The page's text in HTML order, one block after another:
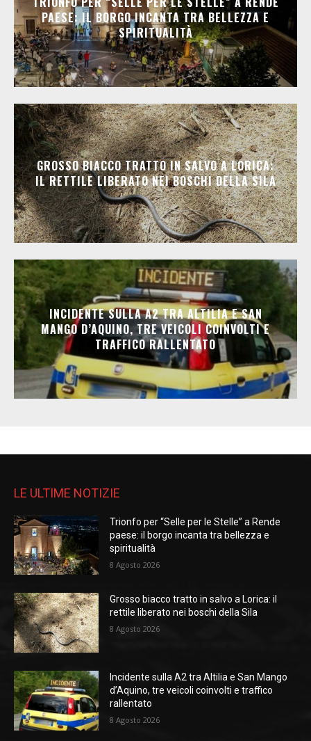
PAESE: IL BORGO INCANTA TRA BELLEZZA E
SPIRITUALITÀ
GROSSO BIACCO TRATTO IN SALVO A LORICA:
IL RETTILE LIBERATO NEI BOSCHI DELLA SILA
INCIDENTE SULLA A2 TRA ALTILIA E SAN
MANGO D’AQUINO, TRE VEICOLI COINVOLTI E
TRAFFICO RALLENTATO
LE ULTIME NOTIZIE
Trionfo per “Selle per le Stelle” a Rende
paese: il borgo incanta tra bellezza e
spiritualità
8 Agosto 2026
Grosso biacco tratto in salvo a Lorica: il
rettile liberato nei boschi della Sila
8 Agosto 2026
Incidente sulla A2 tra Altilia e San Mango
d’Aquino, tre veicoli coinvolti e traffico
rallentato
8 Agosto 2026